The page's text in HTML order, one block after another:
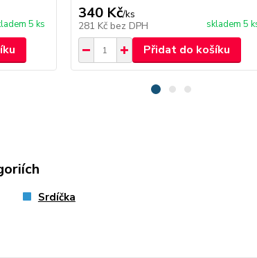
5 ks
340 Kč/ks
281 Kč bez DPH skladem 5
Přidat do košíku
Srdíčka